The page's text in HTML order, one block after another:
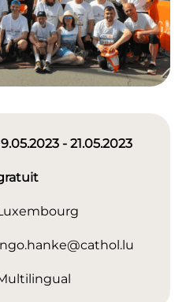
- 21.05.2023